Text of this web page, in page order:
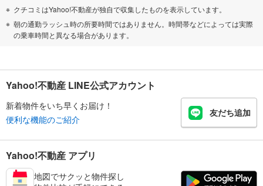
クチコミはYahoo!不動産が独自で収集したものを表示しています。
朝の通勤ラッシュ時の所要時間ではありません。時間帯などによっては実際
の乗車時間と異なる場合があります。
Yahoo!不動産 LINE公式アカウント
新着物件をいち早くお届け！
便利な機能のご紹介
友だち追加
Yahoo!不動産 アプリ
地図でサクッと物件探し